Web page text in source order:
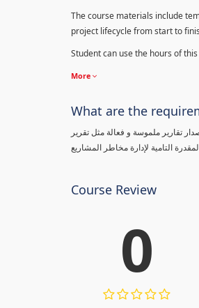
The course materials include
project lifecycle from start to
Student can use the hours of
More
What are the
تقارير ملموسة و فعالة مثل تقرير
Course Review
0